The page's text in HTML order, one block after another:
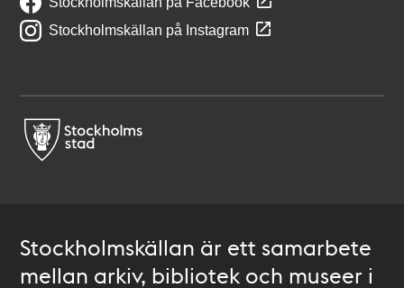
Stockholmskällan på Instagram
Stockholmskällan är ett samarbete
mellan arkiv, bibliotek och museer i